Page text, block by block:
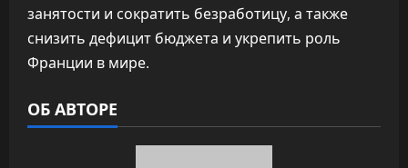
занятости и сократить безработицу, а также
снизить дефицит бюджета и укрепить роль
Франции в мире.
ОБ АВТОРЕ